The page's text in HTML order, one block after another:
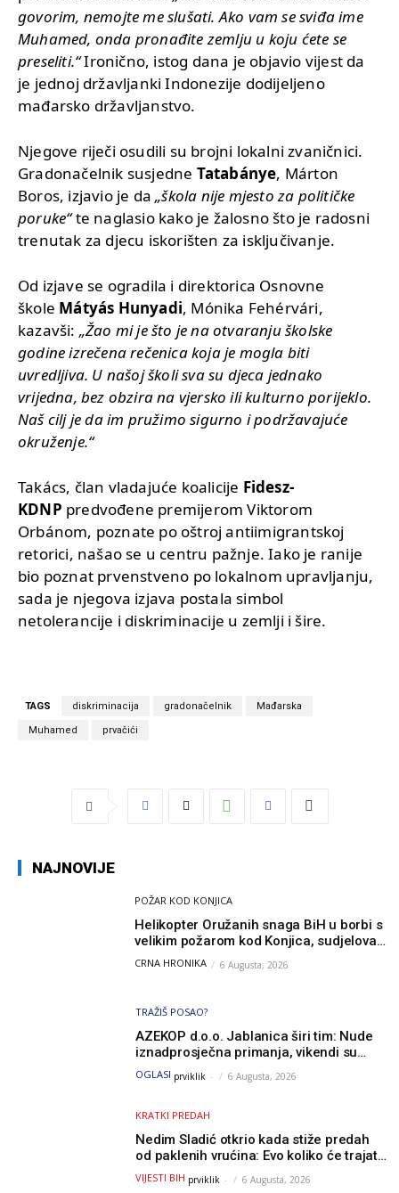
govorim, nemojte me slušati. Ako vam se sviđa ime
Muhamed, onda pronađite zemlju u koju ćete se
preseliti.“Ironično, istog dana je objavio vijest da
je jednoj državljanki Indonezije dodijeljeno
mađarsko državljanstvo.
Njegove riječi osudili su brojni lokalni zvaničnici.
Gradonačelnik susjedne Tatabánye, Márton
Boros, izjavio je da„škola nije mjesto za političke
poruke“te naglasio kako je žalosno što je radosni
trenutak za djecu iskorišten za isključivanje.
Od izjave se ogradila i direktorica Osnovne
škole Mátyás Hunyadi, Mónika Fehérvári,
kazavši: „Žao mi je što je na otvaranju školske
godine izrečena rečenica koja je mogla biti
uvredljiva. U našoj školi sva su djeca jednako
vrijedna, bez obzira na vjersko ili kulturno porijeklo.
Naš cilj je da im pružimo sigurno i podržavajuće
okruženje.“
Takács, član vladajuće koalicije Fidesz-
KDNP predvođene premijerom Viktorom
Orbánom, poznate po oštroj antiimigrantskoj
retorici, našao se u centru pažnje. Iako je ranije
bio poznat prvenstveno po lokalnom upravljanju,
sada je njegova izjava postala simbol
netolerancije i diskriminacije u zemlji i šire.
TAGS diskriminacija gradonačelnik Mađarska
Muhamed prvačići
NAJNOVIJE
POŽAR KOD KONJICA
Helikopter Oružanih snaga BiH u borbi s
velikim požarom kod Konjica, sudjelovao
i Air Tractor
CRNA HRONIKA 6 Augusta, 2026
TRAŽIŠ POSAO?
AZEKOP d.o.o. Jablanica širi tim: Nude
iznadprosječna primanja, vikendi su
slobodni, traži se više radnika
OGLASI prviklik - 6 Augusta, 2026
KRATKI PREDAH
Nedim Sladić otkrio kada stiže predah
od paklenih vrućina: Evo koliko će trajati
osvježenje u BiH
VIJESTI BIH prviklik - 6 Augusta, 2026